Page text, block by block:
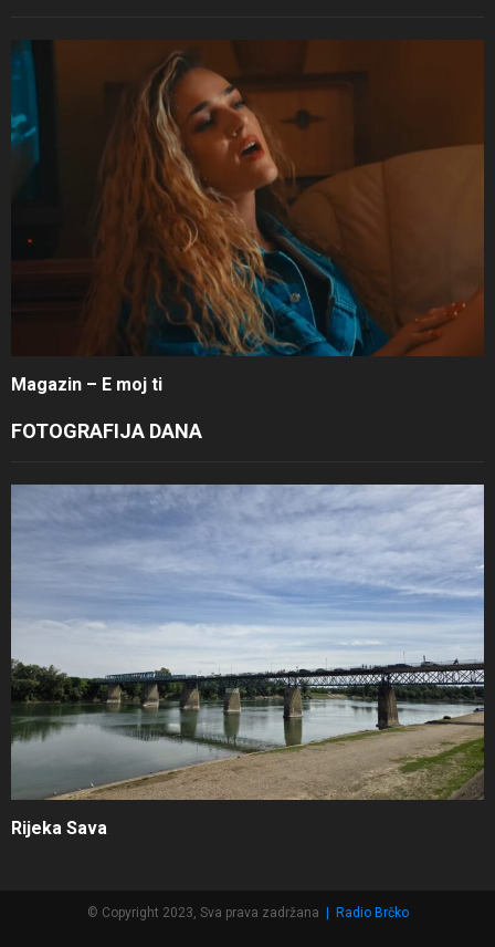
Magazin – E moj ti
FOTOGRAFIJA DANA
Rijeka Sava
© Copyright 2023, Sva prava zadržana Radio Brčko